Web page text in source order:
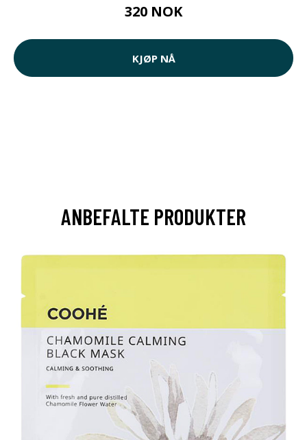
320 NOK
KJØP NÅ
ANBEFALTE PRODUKTER